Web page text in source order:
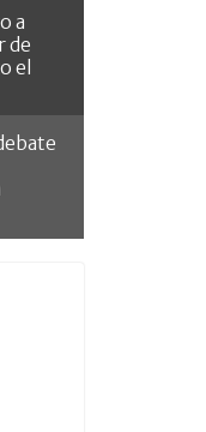
a
de
el